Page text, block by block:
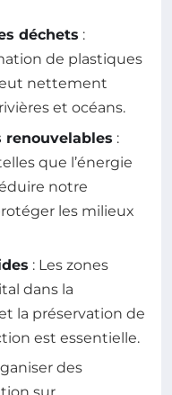
déchets :
de plastiques
nettement
et océans.
renouvelables :
que l’énergie
notre
les milieux
: Les zones
dans la
la préservation de
est essentielle.
des